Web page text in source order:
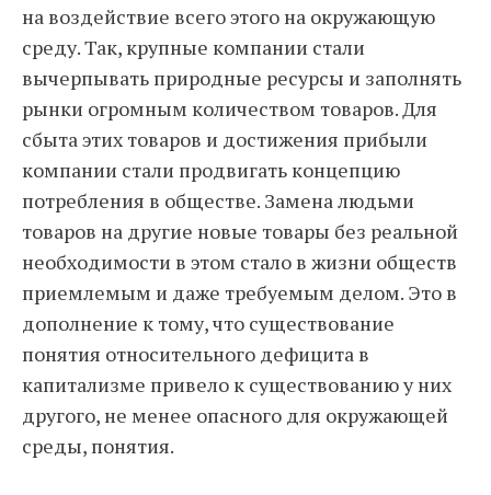
на воздействие всего этого на окружающую
среду. Так, крупные компании стали
вычерпывать природные ресурсы и заполнять
рынки огромным количеством товаров. Для
сбыта этих товаров и достижения прибыли
компании стали продвигать концепцию
потребления в обществе. Замена людьми
товаров на другие новые товары без реальной
необходимости в этом стало в жизни обществ
приемлемым и даже требуемым делом. Это в
дополнение к тому, что существование
понятия относительного дефицита в
капитализме привело к существованию у них
другого, не менее опасного для окружающей
среды, понятия.